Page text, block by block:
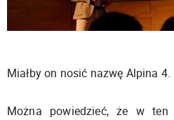
Miałby on nosić nazwę Alpina 4.
Można powiedzieć, że w ten